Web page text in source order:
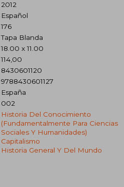
2012
Español
176
Tapa Blanda
18.00 x 11.00
114,00
8430601120
9788430601127
España
002
Historia Del Conocimiento
(fundamentalmente Para Ciencias
Sociales Y Humanidades)
Capitalismo
Historia General Y Del Mundo